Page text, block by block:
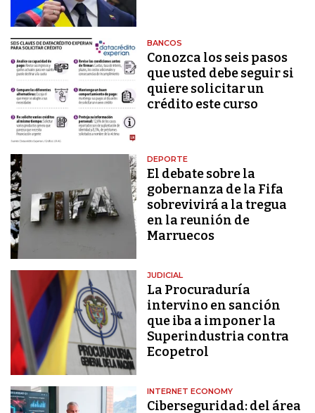
BANCOS
Conozca los seis pasos
que usted debe seguir si
quiere solicitar un
crédito este curso
DEPORTE
El debate sobre la
gobernanza de la Fifa
sobrevivirá a la tregua
en la reunión de
Marruecos
JUDICIAL
La Procuraduría
intervino en sanción
que iba a imponer la
Superindustria contra
Ecopetrol
INTERNET ECONOMY
Ciberseguridad: del área